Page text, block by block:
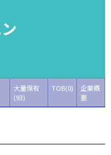
大量保有
(93)
TOB(0)
企業概
要